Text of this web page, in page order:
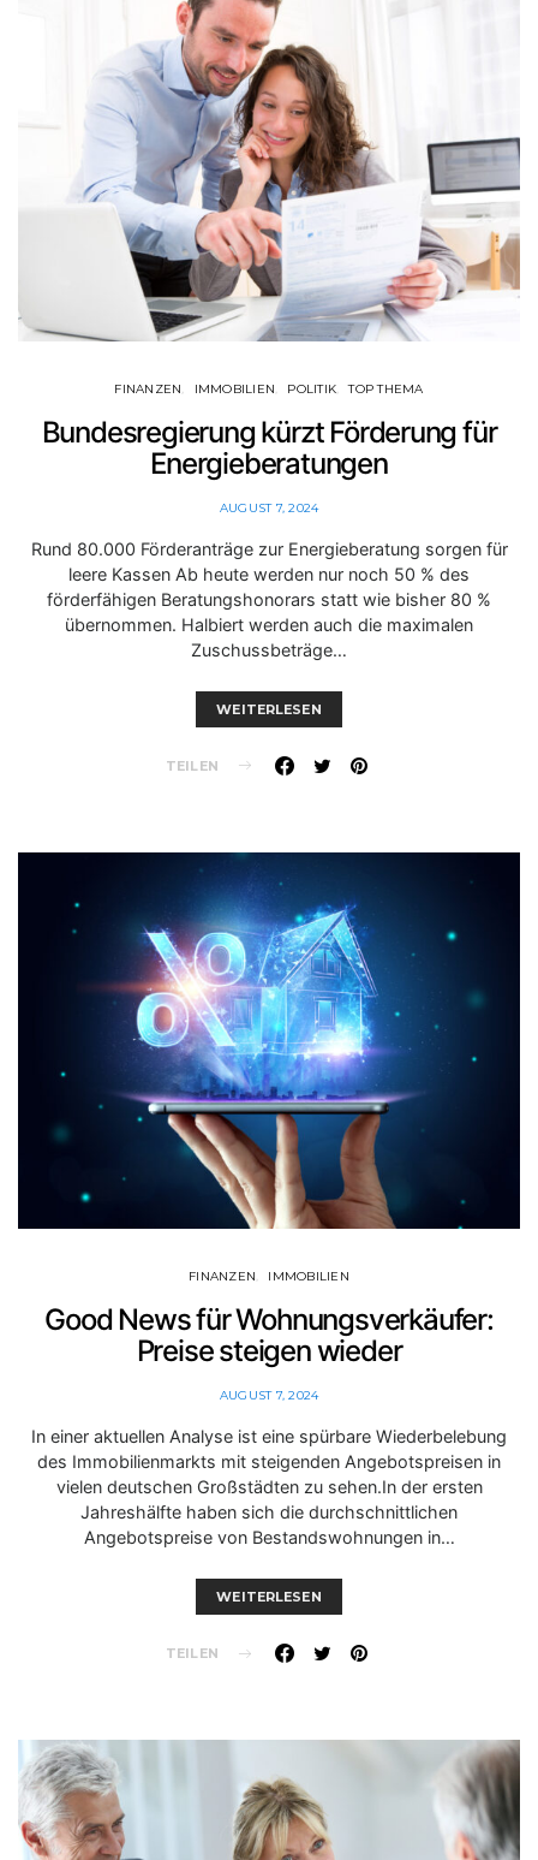
FINANZEN IMMOBILIEN POLITIK TOP THEMA
Bundesregierung kürzt Förderung für
Energieberatungen
AUGUST 7, 2024
Rund 80.000 Förderanträge zur Energieberatung sorgen für
leere Kassen Ab heute werden nur noch 50 % des
förderfähigen Beratungshonorars statt wie bisher 80 %
übernommen. Halbiert werden auch die maximalen
Zuschussbeträge…
WEITERLESEN
TEILEN
FINANZEN IMMOBILIEN
Good News für Wohnungsverkäufer:
Preise steigen wieder
AUGUST 7, 2024
In einer aktuellen Analyse ist eine spürbare Wiederbelebung
des Immobilienmarkts mit steigenden Angebotspreisen in
vielen deutschen Großstädten zu sehen.In der ersten
Jahreshälfte haben sich die durchschnittlichen
Angebotspreise von Bestandswohnungen in…
WEITERLESEN
TEILEN